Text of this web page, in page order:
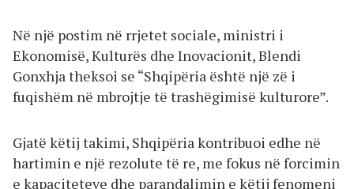
Në një postim në rrjetet sociale, ministri i
Ekonomisë, Kulturës dhe Inovacionit, Blendi
Gonxhja theksoi se “Shqipëria është një zë i
fuqishëm në mbrojtje të trashëgimisë kulturore”.
Gjatë këtij takimi, Shqipëria kontribuoi edhe në
hartimin e një rezolute të re, me fokus në forcimin
e kapaciteteve dhe parandalimin e këtij fenomeni